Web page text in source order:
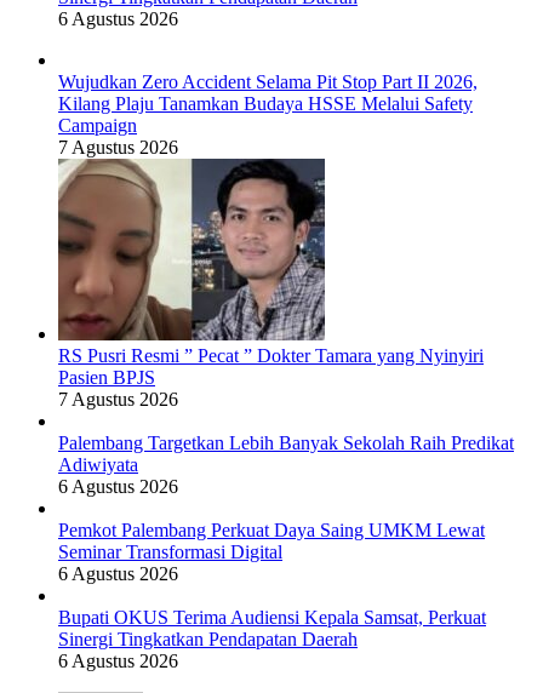
6 Agustus 2026
Wujudkan Zero Accident Selama Pit Stop Part II 2026,
Kilang Plaju Tanamkan Budaya HSSE Melalui Safety
Campaign
7 Agustus 2026
RS Pusri Resmi ” Pecat ” Dokter Tamara yang Nyinyiri
Pasien BPJS
7 Agustus 2026
Palembang Targetkan Lebih Banyak Sekolah Raih Predikat
Adiwiyata
6 Agustus 2026
Pemkot Palembang Perkuat Daya Saing UMKM Lewat
Seminar Transformasi Digital
6 Agustus 2026
Bupati OKUS Terima Audiensi Kepala Samsat, Perkuat
Sinergi Tingkatkan Pendapatan Daerah
6 Agustus 2026